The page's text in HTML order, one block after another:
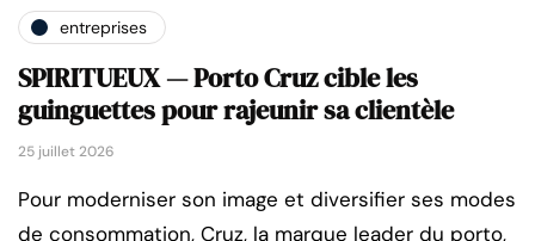
entreprises
SPIRITUEUX — Porto Cruz cible les
guinguettes pour rajeunir sa clientèle
25 juillet 2026
Pour moderniser son image et diversifier ses modes
de consommation, Cruz, la marque leader du porto,